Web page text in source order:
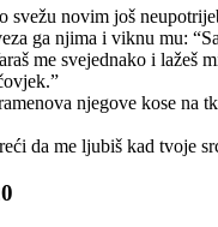
svežu novim još
ga njima i viknu mu:
me svejednako i
njegove kose
da me ljubiš kad tvoje